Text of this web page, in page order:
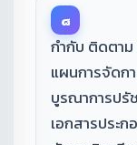
๘
กำกับ ติดตาม
แผนการจัดก
บูรณาการปรั
เอกสารประ